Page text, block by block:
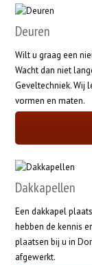
Deuren
Wilt u graag een
Wacht dan niet
Geveltechniek. Wij
vormen en maten.
Dakkapellen
Een dakkapel
hebben de kennis
plaatsen bij u in
afgewerkt.